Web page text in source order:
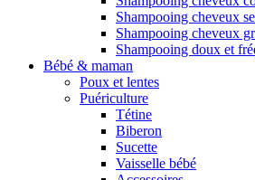
Shampooing cheveux
Shampooing cheveux
Shampooing doux et
Bébé & maman
Poux et lentes
Puériculture
Tétine
Biberon
Sucette
Vaisselle bébé